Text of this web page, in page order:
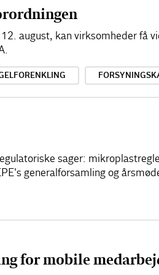
august, kan virksomheder få
sager:
generalforsamling og
for mobile